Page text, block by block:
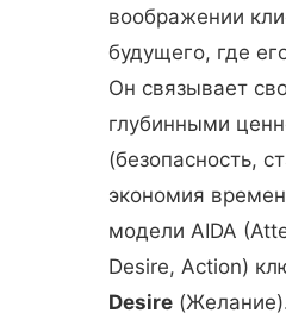
воображении
будущего, где
Он связывает
глубинными
(безопасность,
экономия
модели AIDA
Desire, Action)
Desire